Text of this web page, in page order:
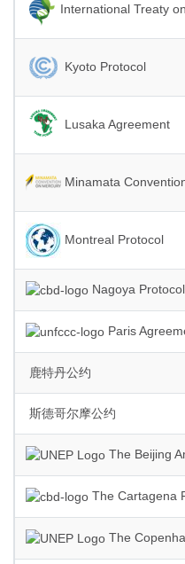
International Treaty
Kyoto Protocol
Lusaka Agreement
Minamata
Montreal Protocol
Nagoya Protocol
Paris
鹿特丹公约
斯德哥尔摩公约
The Beijing
The Cartagena
The